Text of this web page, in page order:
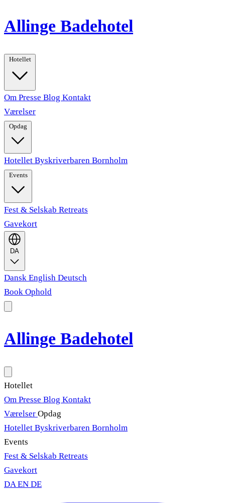
Allinge Badehotel
Hotellet
Om Presse Blog Kontakt
Værelser
Hotellet Byskriverbaren Bornholm
Events
Fest & Selskab Retreats
Gavekort
DA
Dansk English Deutsch
Book Ophold
Allinge Badehotel
Hotellet
Om Presse Blog Kontakt
Værelser Opdag
Hotellet Byskriverbaren Bornholm
Events
Fest & Selskab Retreats
Gavekort
DAEN DE